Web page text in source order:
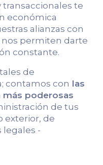
te
económica
alianzas con
nos permiten darte
constante.
de
contamos con las
más poderosas
de tus
exterior, de
legales -